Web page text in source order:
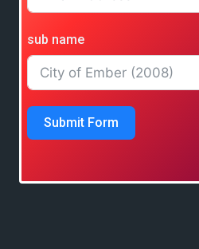
sub name
Submit Form